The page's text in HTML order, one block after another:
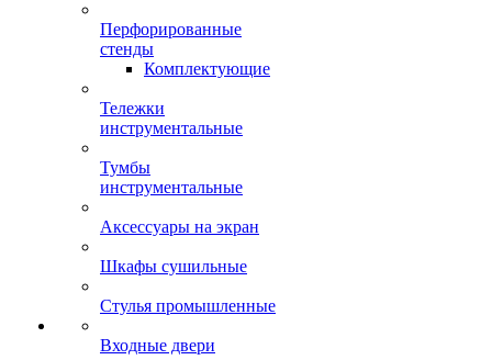
Перфорированные
стенды
Комплектующие
Тележки
инструментальные
Тумбы
инструментальные
Аксессуары на экран
Шкафы сушильные
Стулья промышленные
Входные двери